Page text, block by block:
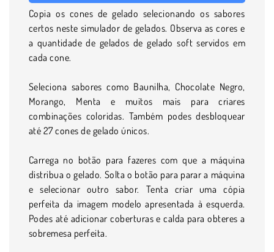
Copia os cones de gelado selecionando os sabores
certos neste simulador de gelados. Observa as cores e
a quantidade de gelados de gelado soft servidos em
cada cone.
Seleciona sabores como Baunilha, Chocolate Negro,
Morango, Menta e muitos mais para criares
combinações coloridas. Também podes desbloquear
até 27 cones de gelado únicos.
Carrega no botão para fazeres com que a máquina
distribua o gelado. Solta o botão para parar a máquina
e selecionar outro sabor. Tenta criar uma cópia
perfeita da imagem modelo apresentada à esquerda.
Podes até adicionar coberturas e calda para obteres a
sobremesa perfeita.